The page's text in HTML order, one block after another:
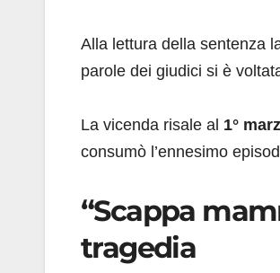
Alla lettura della sentenza
parole dei giudici si è
La vicenda risale al 1°
consumò l’ennesimo
“Scappa
tragedia